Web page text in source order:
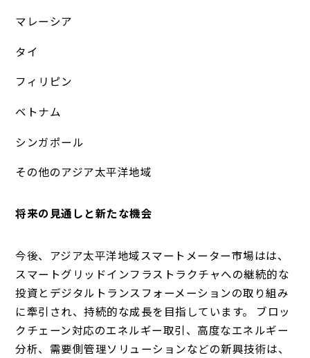
マレーシア
タイ
フィリピン
ベトナム
シンガポール
その他のアジア太平洋地域
将来の見通しと新たな機会
今後、アジア太平洋地域スマートメーター市場はは、
スマートグリッドインフラストラクチャへの継続的な
投資とデジタルトランスフォーメーションの取り組み
に牽引され、持続的な成長を目指しています。 ブロッ
クチェーン対応のエネルギー取引、高度なエネルギー
分析、需要側管理ソリューションなどの新興技術は、